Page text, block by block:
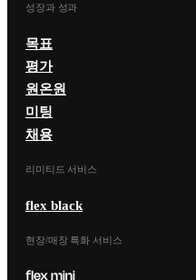
성장과 성과
목표
평가
원온원
미팅
채용
리미티드 서비스
flex black
현장/매장 특화 서비스